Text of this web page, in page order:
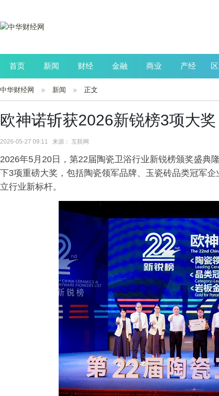
首页 新闻 财经 金融 商业 产经
公司 生活 读书
中华财经网 新闻 正文
欧神诺斩获2026新锐榜3项大
2026-05-27 09:11 来源： 互联网
2026年5月20日，第22届陶瓷卫浴行业新锐榜颁奖盛典
下3项重磅大奖，包括陶瓷领军品牌、玉瓷砖品类冠军
立行业新标杆。